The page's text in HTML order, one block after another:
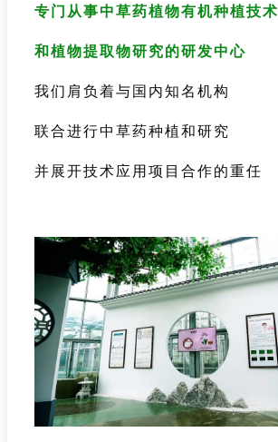
专门从事中草药植物有机种植技术
和植物提取物研究的研发中心
我们肩负着与国内知名机构
联合进行中草药种植和研究
并展开技术应用项目合作的重任